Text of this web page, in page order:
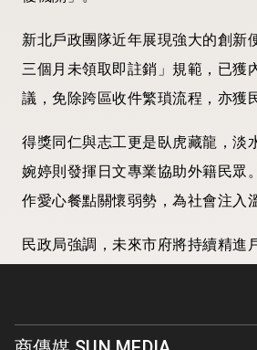
新北戶政團隊近年展現強大的創新
三個月未領取即註銷」規範，已獲
議，免除跨區收件繁瑣流程，亦獲
得獎同仁與志工更是臥虎藏龍，淡
婉婷則發揮日文專業協助外籍民眾
作愛心餐點關懷弱勢，為社會注入
民政局強調，未來市府將持續精進